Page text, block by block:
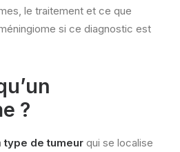
le traitement et ce que
si ce diagnostic est
?
type de tumeur qui se localise